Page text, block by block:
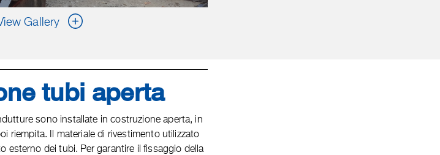
Gallery
tubi aperta
sono installate in costruzione aperta, in
riempita. Il materiale di rivestimento utilizzato
esterno dei tubi. Per garantire il fissaggio della